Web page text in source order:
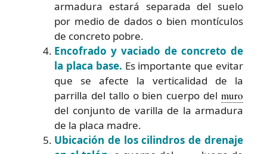
armadura estará separada del suelo
por medio de dados o bien montículos
de concreto pobre.
Encofrado y vaciado de concreto de
la placa base. Es importante que evitar
que se afecte la verticalidad de la
parrilla del tallo o bien cuerpo del muro
del conjunto de varilla de la armadura
de la placa madre.
Ubicación de los cilindros de drenaje